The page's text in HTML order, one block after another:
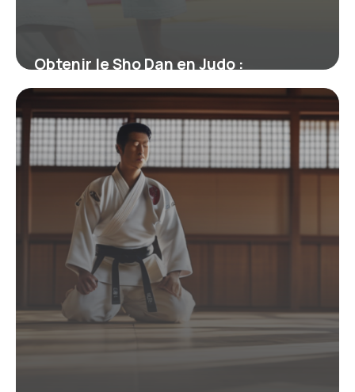
Obtenir le Sho Dan en Judo :
Signification, Parcours et Enjeux
19 juin 2026